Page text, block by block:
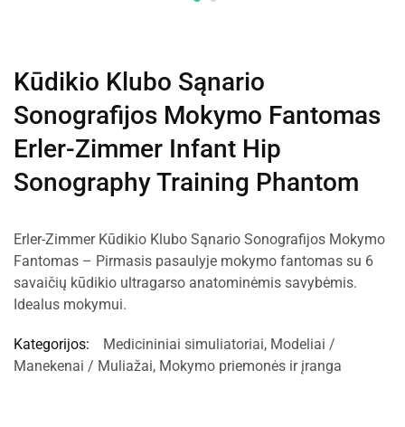
Kūdikio Klubo Sąnario
Sonografijos Mokymo Fantomas
Erler-Zimmer Infant Hip
Sonography Training Phantom
Erler-Zimmer Kūdikio Klubo Sąnario Sonografijos Mokymo
Fantomas – Pirmasis pasaulyje mokymo fantomas su 6
savaičių kūdikio ultragarso anatominėmis savybėmis.
Idealus mokymui.
Kategorijos: Medicininiai simuliatoriai, Modeliai /
Manekenai / Muliažai, Mokymo priemonės ir įranga